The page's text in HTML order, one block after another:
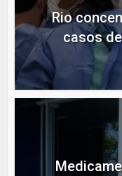
Rio
casos